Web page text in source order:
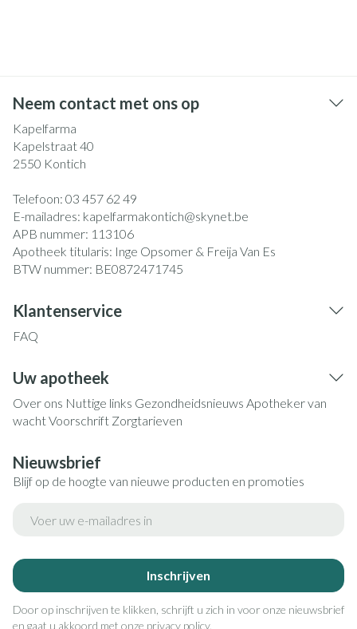
Neem contact met ons op
Kapelfarma
Kapelstraat 40
2550 Kontich
Telefoon: 03 457 62 49
E-mailadres: kapelfarmakontich@skynet.be
APB nummer: 113106
Apotheek titularis: Inge Opsomer & Freija Van Es
BTW nummer: BE0872471745
Klantenservice
FAQ
Uw apotheek
Over ons Nuttige links Gezondheidsnieuws Apotheker van
wachtVoorschrift Zorgtarieven
Nieuwsbrief
Blijf op de hoogte van nieuwe producten en promoties
Inschrijven
Door op inschrijven te klikken, schrijft u zich in voor onze nieuwsbrief
en gaat u akkoord met onze privacy policy.